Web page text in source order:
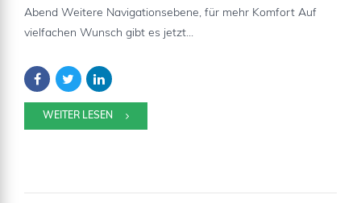
Abend Weitere Navigationsebene, für mehr Komfort Auf
vielfachen Wunsch gibt es jetzt...
WEITER LESEN